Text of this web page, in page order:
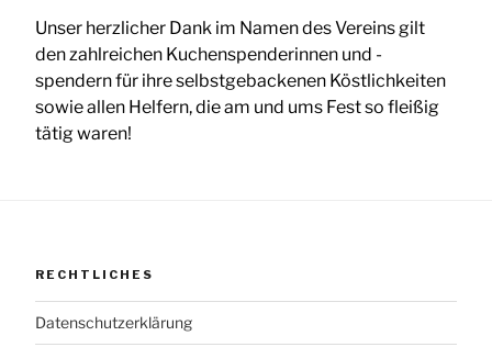
Unser herzlicher Dank im Namen des Vereins gilt
den zahlreichen Kuchenspenderinnen und -
spendern für ihre selbstgebackenen Köstlichkeiten
sowie allen Helfern, die am und ums Fest so fleißig
tätig waren!
RECHTLICHES
Datenschutzerklärung